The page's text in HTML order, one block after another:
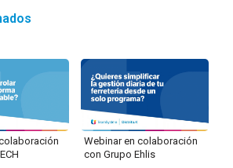
Webinar en colaboración
con Grupo Ehlis